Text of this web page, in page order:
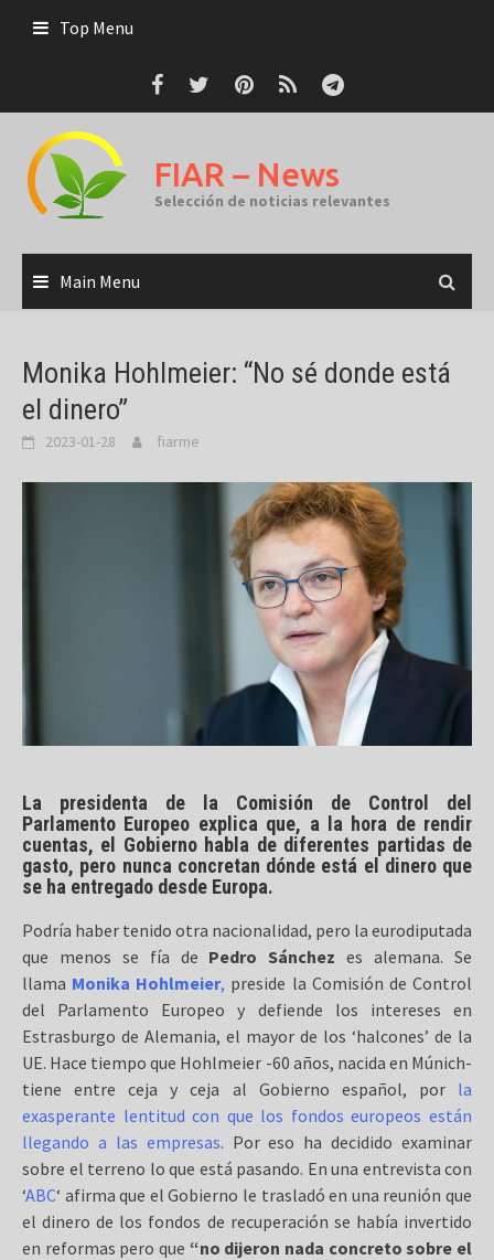
Top Menu
FIAR – News
Selección de noticias relevantes
Main Menu
Monika Hohlmeier: “No sé donde está
el dinero”
2023-01-28 fiarme
La presidenta de la Comisión de Control del
Parlamento Europeo explica que, a la hora de rendir
cuentas, el Gobierno habla de diferentes partidas de
gasto, pero nunca concretan dónde está el dinero que
se ha entregado desde Europa.
Podría haber tenido otra nacionalidad, pero la eurodiputada
que menos se fía de Pedro Sánchez es alemana. Se
llama Monika Hohlmeier, preside la Comisión de Control
del Parlamento Europeo y defiende los intereses en
Estrasburgo de Alemania, el mayor de los ‘halcones’ de la
UE. Hace tiempo que Hohlmeier -60 años, nacida en Múnich-
tiene entre ceja y ceja al Gobierno español, por la
exasperante lentitud con que los fondos europeos están
llegando a las empresas. Por eso ha decidido examinar
sobre el terreno lo que está pasando. En una entrevista con
‘ABC‘ afirma que el Gobierno le trasladó en una reunión que
el dinero de los fondos de recuperación se había invertido
en reformas pero que “no dijeron nada concreto sobre el